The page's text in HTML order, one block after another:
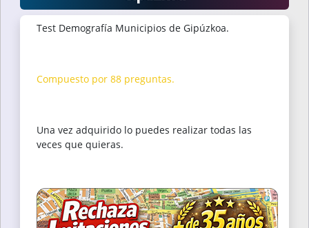
Test Demografía Municipios de Gipúzkoa.
Compuesto por 88 preguntas.
Una vez adquirido lo puedes realizar todas las
veces que quieras.